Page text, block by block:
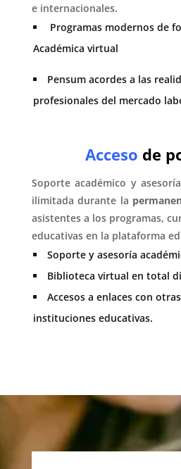
e internacionales.
Programas modernos de
Académica virtual
Pensum acordes a las
profesionales del mercado
Acceso de
Soporte académico y
ilimitada durante la
asistentes a los programas,
educativas en la plataforma
Soporte y asesoría
Biblioteca virtual en total
Accesos a enlaces con
instituciones educativas.